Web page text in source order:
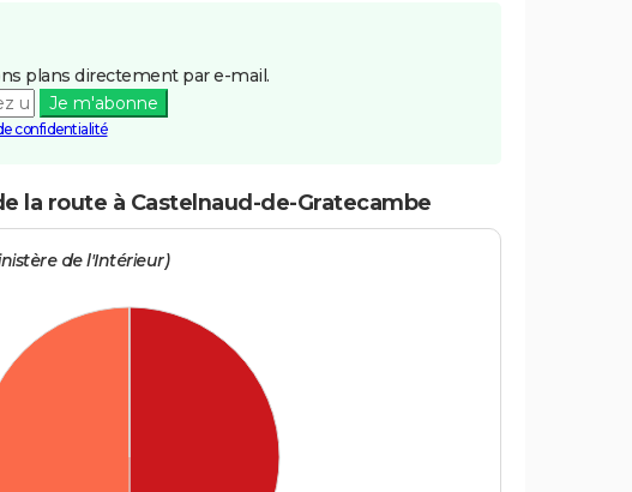
plans directement par e-mail.
Je m'abonne
confidentialité
la route à Castelnaud-de-Gratecambe
de l'Intérieur)